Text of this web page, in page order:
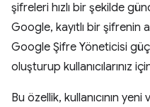
şifreleri hızlı bir şekilde
Google, kayıtlı bir şifrenin
Google Şifre Yöneticisi
oluşturup kullanıcılarınız
Bu özellik, kullanıcının